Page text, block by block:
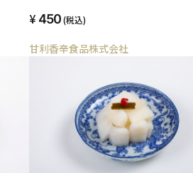
450(税込)
甘利香辛食品株式会社